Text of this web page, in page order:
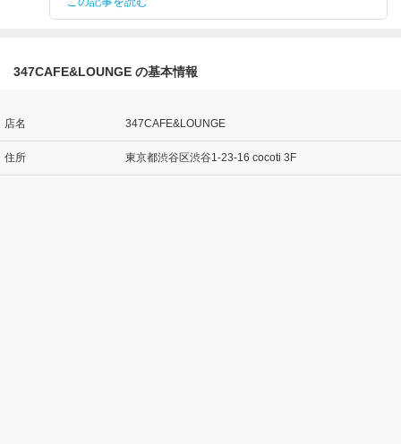
347CAFE&LOUNGE の基本情報
店名 347CAFE&LOUNGE
住所 東京都渋谷区渋谷1-23-16 cocoti 3F